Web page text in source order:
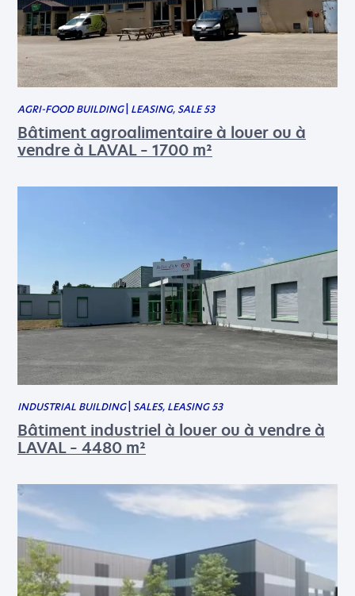
AGRI-FOOD BUILDING LEASING, SALE 53
Bâtiment agroalimentaire à louer ou à
vendre à LAVAL – 1700 m²
INDUSTRIAL BUILDING SALES, LEASING 53
Bâtiment industriel à louer ou à vendre à
LAVAL – 4480 m²